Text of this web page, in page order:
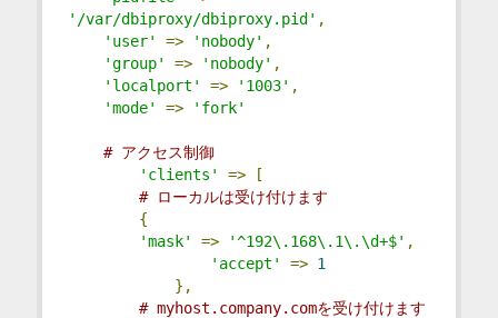
'/var/dbiproxy/dbiproxy.pid' ,
'user'
=> 'nobody' ,
'group'
=> 'nobody' ,
'localport'
=> '1003' ,
'mode'
=> 'fork'
# アクセス制御
'clients'
=>
[
# ローカルは受け付けます
{
'mask'
=> '^192\.168\.1\.\d+$' ,
'accept'
=> 1
},
# myhost.company.comを受け付けます